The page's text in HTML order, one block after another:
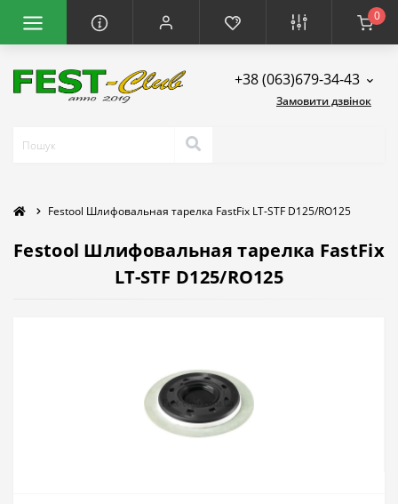
0
+38 (063)679-34-43
Замовити дзвінок
Festool Шлифовальная тарелка FastFix LT-STF D125/RO125
Festool Шлифовальная тарелка FastFix
LT-STF D125/RO125